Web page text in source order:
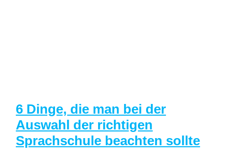
6 Dinge, die man bei der
Auswahl der richtigen
Sprachschule beachten sollte